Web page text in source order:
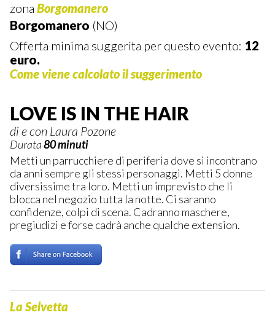
zonaBorgomanero
Borgomanero (NO)
Offerta minima suggerita per questo evento: 12
euro.
Come viene calcolato il suggerimento
LOVE IS IN THE HAIR
di e con Laura Pozone
Durata80 minuti
Metti un parrucchiere di periferia dove si incontrano
da anni sempre gli stessi personaggi. Metti 5 donne
diversissime tra loro. Metti un imprevisto che li
blocca nel negozio tutta la notte. Ci saranno
confidenze, colpi di scena. Cadranno maschere,
pregiudizi e forse cadrà anche qualche extension.
La Selvetta